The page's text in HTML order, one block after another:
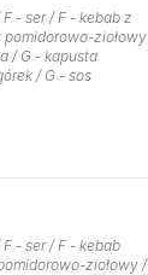
- ser / F - kebab z
ziołowy
/ G - kapusta
/ G - sos
- ser / F - kebab
ziołowy /